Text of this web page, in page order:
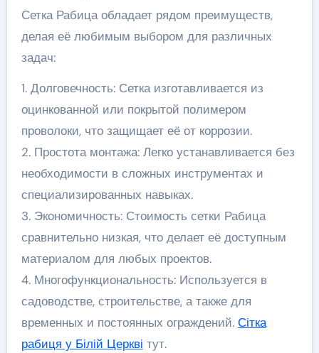
Сетка Рабица обладает рядом преимуществ,
делая её любимым выбором для различных
задач:
1. Долговечность: Сетка изготавливается из
оцинкованной или покрытой полимером
проволоки, что защищает её от коррозии.
2. Простота монтажа: Легко устанавливается без
необходимости в сложных инструментах и
специализированных навыках.
3. Экономичность: Стоимость сетки Рабица
сравнительно низкая, что делает её доступным
материалом для любых проектов.
4. Многофункциональность: Используется в
садоводстве, строительстве, а также для
временных и постоянных ограждений. Сітка
рабиця у Білій Церкві тут.